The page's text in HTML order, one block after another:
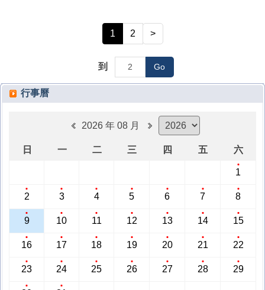
1 2 >
到 Go
行事曆
2026 年 08 月
日 一 二 三 四 五 六
1
2 3 4 5 6 7 8
9 10 11 12 13 14 15
16 17 18 19 20 21 22
23 24 25 26 27 28 29